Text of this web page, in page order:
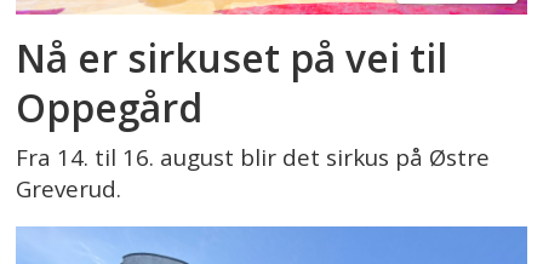
Nå er sirkuset på vei til
Oppegård
Fra 14. til 16. august blir det sirkus på Østre
Greverud.